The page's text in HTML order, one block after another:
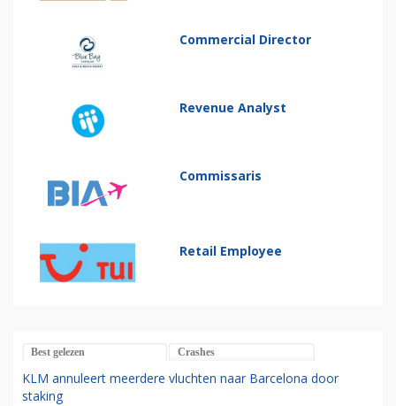
Commercial Director
Revenue Analyst
Commissaris
Retail Employee
Best gelezen Crashes
KLM annuleert meerdere vluchten naar Barcelona door
staking